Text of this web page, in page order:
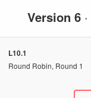
Version 6 ·
L10.1
Round Robin, Round 1